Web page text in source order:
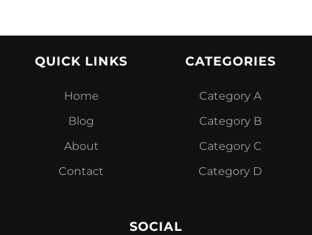
QUICK LINKS
Home
Blog
About
Contact
CATEGORIES
Category A
Category B
Category C
Category D
SOCIAL